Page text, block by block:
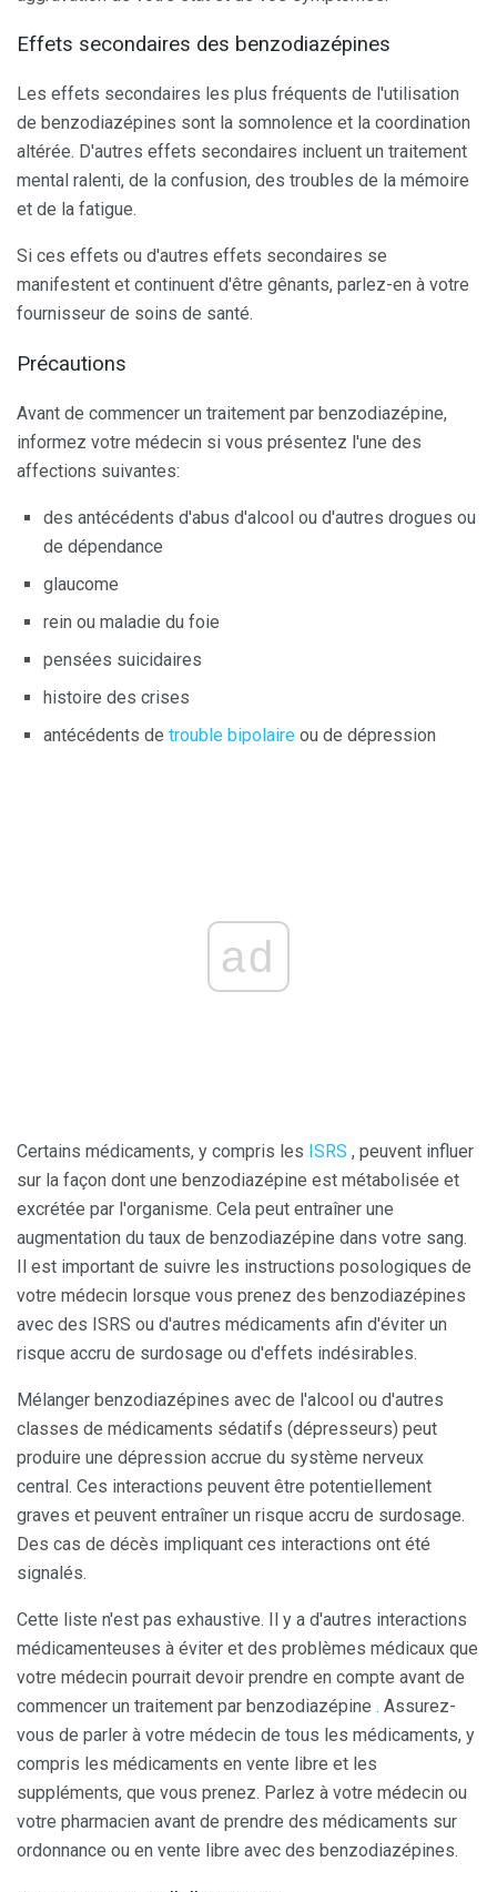
Effets secondaires des benzodiazépines
Les effets secondaires les plus fréquents de l'utilisation
de benzodiazépines sont la somnolence et la coordination
altérée. D'autres effets secondaires incluent un traitement
mental ralenti, de la confusion, des troubles de la mémoire
et de la fatigue.
Si ces effets ou d'autres effets secondaires se
manifestent et continuent d'être gênants, parlez-en à votre
fournisseur de soins de santé.
Précautions
Avant de commencer un traitement par benzodiazépine,
informez votre médecin si vous présentez l'une des
affections suivantes:
des antécédents d'abus d'alcool ou d'autres drogues ou
de dépendance
glaucome
rein ou maladie du foie
pensées suicidaires
histoire des crises
antécédents de trouble bipolaire ou de dépression
ad
Certains médicaments, y compris les ISRS , peuvent influer
sur la façon dont une benzodiazépine est métabolisée et
excrétée par l'organisme. Cela peut entraîner une
augmentation du taux de benzodiazépine dans votre sang.
Il est important de suivre les instructions posologiques de
votre médecin lorsque vous prenez des benzodiazépines
avec des ISRS ou d'autres médicaments afin d'éviter un
risque accru de surdosage ou d'effets indésirables.
Mélanger benzodiazépines avec de l'alcool ou d'autres
classes de médicaments sédatifs (dépresseurs) peut
produire une dépression accrue du système nerveux
central. Ces interactions peuvent être potentiellement
graves et peuvent entraîner un risque accru de surdosage.
Des cas de décès impliquant ces interactions ont été
signalés.
Cette liste n'est pas exhaustive. Il y a d'autres interactions
médicamenteuses à éviter et des problèmes médicaux que
votre médecin pourrait devoir prendre en compte avant de
commencer un traitement par benzodiazépine . Assurez-
vous de parler à votre médecin de tous les médicaments, y
compris les médicaments en vente libre et les
suppléments, que vous prenez. Parlez à votre médecin ou
votre pharmacien avant de prendre des médicaments sur
ordonnance ou en vente libre avec des benzodiazépines.